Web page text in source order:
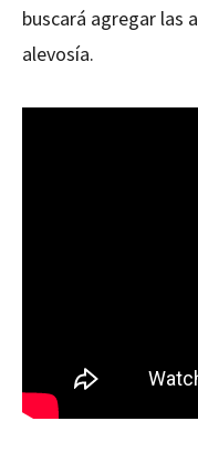
buscará agregar las
alevosía.